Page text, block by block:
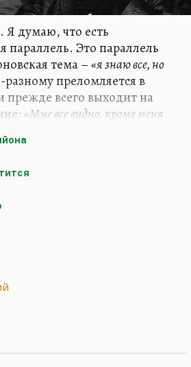
Я думаю, что есть
параллель. Это параллель
тема –«я знаю все, но
преломляется в
прежде всего выходит на
«Мне все видно, кроме меня
себя самого, потому что не
для себя».
Конечно, он лукавил,
Франсуа Вийона» – это
Ольга Владимировна
в его творческом росте
Ольга Владимировна
«зеленоглазый мой» –